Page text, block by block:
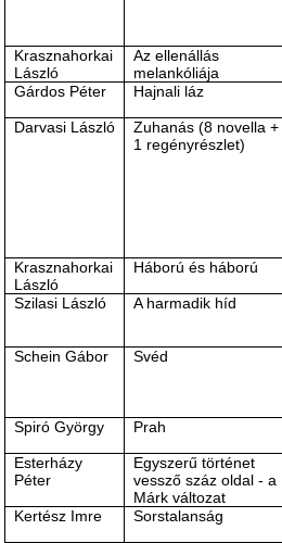
Krasznahorkai
László
Az ellenállás
melankóliája
Gárdos Péter Hajnali láz
Darvasi László
Zuhanás (8 novella +
1 regényrészlet)
Krasznahorkai
László
Háború és háború
Szilasi László
A harmadik híd
Schein Gábor
Svéd
Spiró György
Prah
Esterházy
Péter
Egyszerű történet
vessző száz oldal - a
Márk változat
Kertész Imre Sorstalanság